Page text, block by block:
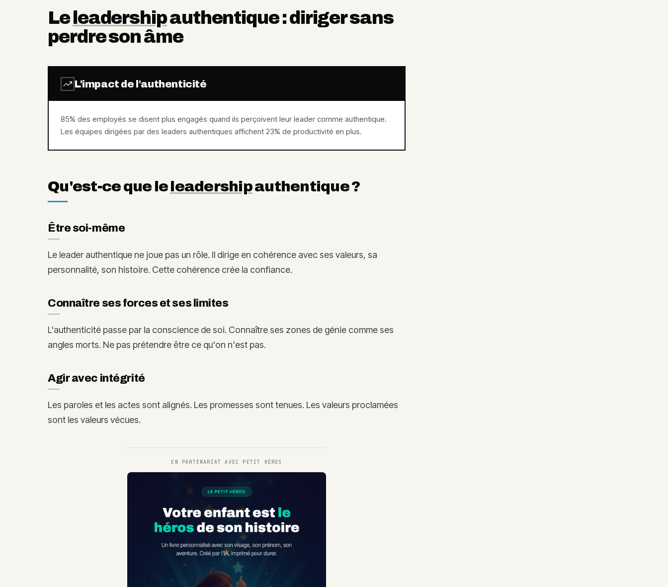
Le leadershipauthentique : diriger sans
perdre son âme
L'impact de l'authenticité
85% des employés se disent plus engagés quand ils perçoivent leur leader comme authentique.
Les équipes dirigées par des leaders authentiques affichent 23% de productivité en plus.
Qu'est-ce que leleadershipauthentique ?
Être soi-même
Le leader authentique ne joue pas un rôle. Il dirige en cohérence avec ses valeurs, sa
personnalité, son histoire. Cette cohérence crée la confiance.
Connaître ses forces et ses limites
L'authenticité passe par la conscience de soi. Connaître ses zones de génie comme ses
angles morts. Ne pas prétendre être ce qu'on n'est pas.
Agir avec intégrité
Les paroles et les actes sont alignés. Les promesses sont tenues. Les valeurs proclamées
sont les valeurs vécues.
EN PARTENARIAT AVEC PETIT HÉROS